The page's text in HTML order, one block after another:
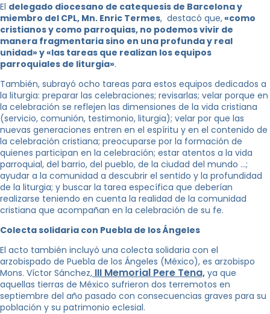
El delegado diocesano de catequesis de Barcelona y
miembro del CPL, Mn. Enric Termes, destacó que,«como
cristianos y como parroquias, no podemos vivir de
manera fragmentaria sino en una profunda y real
unidad» y «las tareas que realizan los equipos
parroquiales de liturgia».
También, subrayó ocho tareas para estos equipos dedicados a
la liturgia: preparar las celebraciones; revisarlas; velar porque en
la celebración se reflejen las dimensiones de la vida cristiana
(servicio, comunión, testimonio, liturgia); velar por que las
nuevas generaciones entren en el espíritu y en el contenido de
la celebración cristiana; preocuparse por la formación de
quienes participan en la celebración; estar atentos a la vida
parroquial, del barrio, del pueblo, de la ciudad del mundo …;
ayudar a la comunidad a descubrir el sentido y la profundidad
de la liturgia; y buscar la tarea específica que deberían
realizarse teniendo en cuenta la realidad de la comunidad
cristiana que acompañan en la celebración de su fe.
Colecta solidaria con Puebla de los Ángeles
El acto también incluyó una colecta solidaria con el
arzobispado de Puebla de los Ángeles (México), es arzobispo
Mons. Víctor Sánchez, III Memorial Pere Tena, ya que
aquellas tierras de México sufrieron dos terremotos en
septiembre del año pasado con consecuencias graves para su
población y su patrimonio eclesial.